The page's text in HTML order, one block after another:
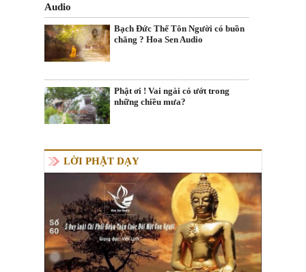
Audio
Bạch Đức Thế Tôn Người có buồn
chăng ? Hoa Sen Audio
Phật ơi ! Vai ngài có ướt trong
những chiều mưa?
LỜI PHẬT DẠY